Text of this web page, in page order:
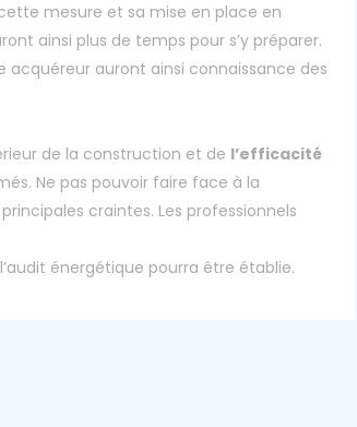
mesure et sa mise en place en
ainsi plus de temps pour s’y préparer.
auront ainsi connaissance des
de la construction et de l’efficacité
Ne pas pouvoir faire face à la
craintes. Les professionnels
énergétique pourra être établie.